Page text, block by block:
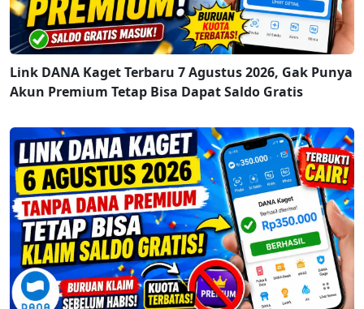
Link DANA Kaget Terbaru 7 Agustus 2026, Gak Punya
Akun Premium Tetap Bisa Dapat Saldo Gratis